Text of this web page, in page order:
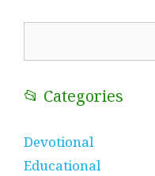
📂 Categories
Devotional
Educational